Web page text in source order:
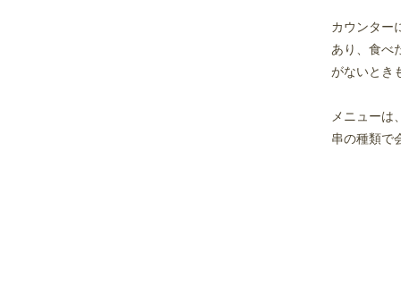
カウンター
あり、食べ
がないとき
メニューは
串の種類で